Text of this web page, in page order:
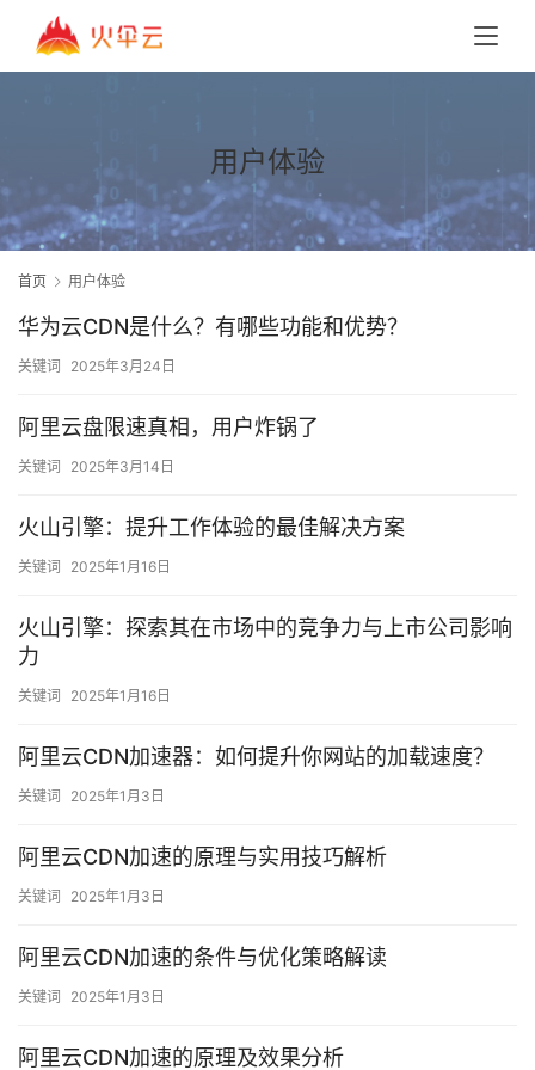
用户体验
首页 用户体验
华为云CDN是什么？有哪些功能和优势？
关键词 2025年3月24日
阿里云盘限速真相，用户炸锅了
关键词 2025年3月14日
火山引擎：提升工作体验的最佳解决方案
关键词 2025年1月16日
火山引擎：探索其在市场中的竞争力与上市公司影响
力
关键词 2025年1月16日
阿里云CDN加速器：如何提升你网站的加载速度？
关键词 2025年1月3日
阿里云CDN加速的原理与实用技巧解析
关键词 2025年1月3日
阿里云CDN加速的条件与优化策略解读
关键词 2025年1月3日
阿里云CDN加速的原理及效果分析